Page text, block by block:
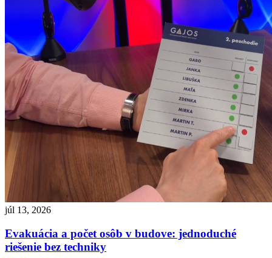
júl 13, 2026
Evakuácia a počet osôb v budove: jednoduché
riešenie bez techniky